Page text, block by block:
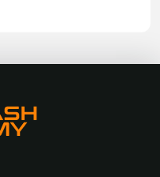
это сочетание
демонстрации
данных и